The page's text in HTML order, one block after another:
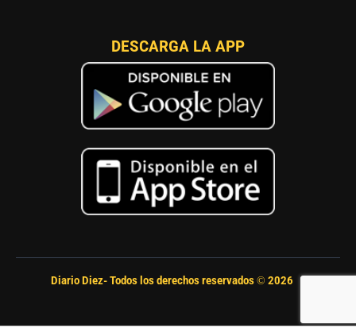
DESCARGA LA APP
Diario Diez- Todos los derechos reservados © 2026